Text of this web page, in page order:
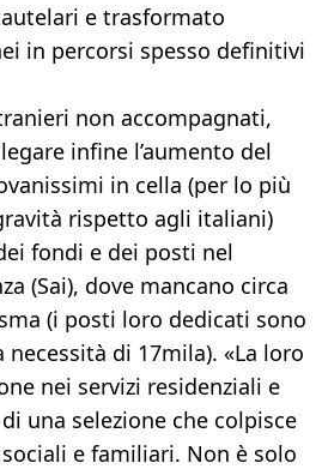
e trasformato
in percorsi spesso definitivi
non accompagnati,
infine l’aumento del
in cella (per lo più
rispetto agli italiani)
fondi e dei posti nel
(Sai), dove mancano circa
(i posti loro dedicati sono
di 17mila). «La loro
nei servizi residenziali e
una selezione che colpisce
e familiari. Non è solo